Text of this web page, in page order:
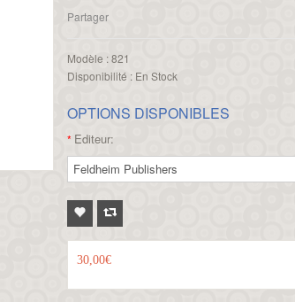
Partager
Modèle :821
Disponibilité :En Stock
OPTIONS DISPONIBLES
* Editeur:
30,00€